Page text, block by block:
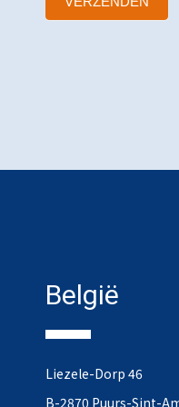
België
Liezele-Dorp 46
B-2870 Puurs-Sint-